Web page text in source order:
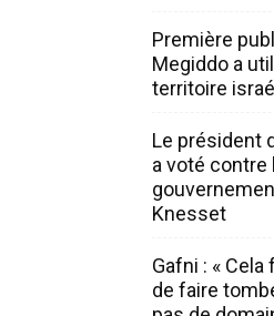
Première
Megiddo a
territoire
Le président
a voté contre
Knesset
Gafni : «
de faire